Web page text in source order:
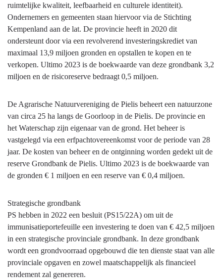
ruimtelijke kwaliteit, leefbaarheid en culturele identiteit).
Ondernemers en gemeenten staan hiervoor via de Stichting
Kempenland aan de lat. De provincie heeft in 2020 dit
ondersteunt door via een revolverend investeringskrediet van
maximaal 13,9 miljoen gronden en opstallen te kopen en te
verkopen. Ultimo 2023 is de boekwaarde van deze grondbank 3,2
miljoen en de risicoreserve bedraagt 0,5 miljoen.
De Agrarische Natuurvereniging de Pielis beheert een natuurzone
van circa 25 ha langs de Goorloop in de Pielis. De provincie en
het Waterschap zijn eigenaar van de grond. Het beheer is
vastgelegd via een erfpachtovereenkomst voor de periode van 28
jaar. De kosten van beheer en de ontginning worden gedekt uit de
reserve Grondbank de Pielis. Ultimo 2023 is de boekwaarde van
de gronden € 1 miljoen en een reserve van € 0,4 miljoen.
Strategische grondbank
PS hebben in 2022 een besluit (PS15/22A) om uit de
immunisatieportefeuille een investering te doen van € 42,5 miljoen
in een strategische provinciale grondbank. In deze grondbank
wordt een grondvoorraad opgebouwd die ten dienste staat van alle
provinciale opgaven en zowel maatschappelijk als financieel
rendement zal genereren.